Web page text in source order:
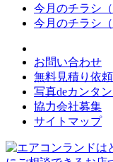
今月のチラシ（
今月のチラシ（
お問い合わせ
無料見積り依頼
写真deカンタ
協力会社募集
サイトマップ